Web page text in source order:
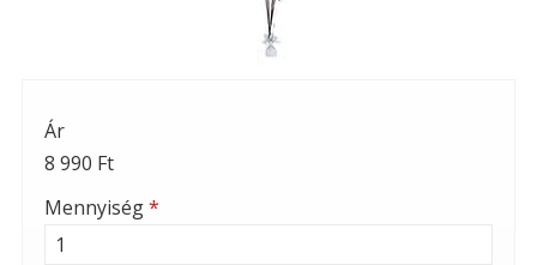
Ár
8 990 Ft
Mennyiség*